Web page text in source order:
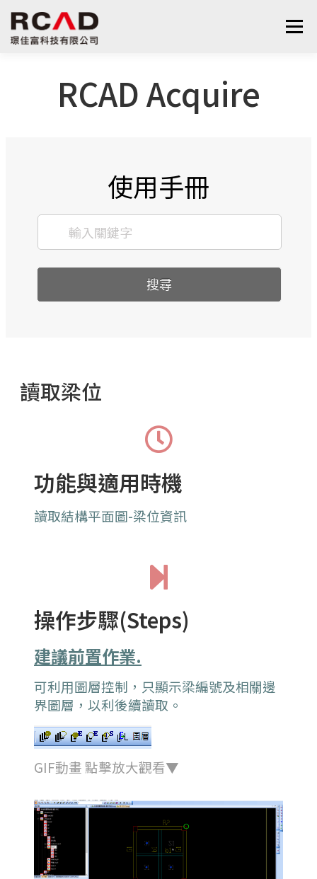
選單
RCAD Acquire
使用手冊
搜尋
讀取梁位
功能與適用時機
讀取結構平面圖-梁位資訊
操作步驟(Steps)
建議前置作業.
可利用圖層控制，只顯示梁編號及相關邊
界圖層，以利後續讀取。
GIF動畫 點擊放大觀看▼